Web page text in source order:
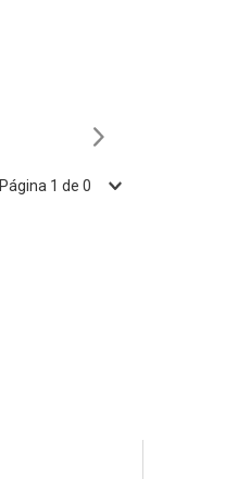
Página 1 de 0